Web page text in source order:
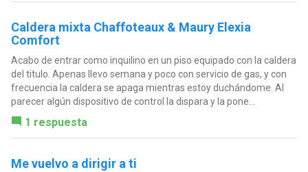
Caldera mixta Chaffoteaux & Maury Elexia
Comfort
Acabo de entrar como inquilino en un piso equipado con la caldera
del titulo. Apenas llevo semana y poco con servicio de gas, y con
frecuencia la caldera se apaga mientras estoy duchándome. Al
parecer algún dispositivo de control la dispara y la pone...
1 respuesta
Me vuelvo a dirigir a ti